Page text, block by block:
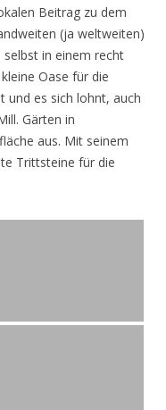
Beitrag zu dem
(ja weltweiten)
selbst in einem recht
Oase für die
und es sich lohnt, auch
Gärten in
aus. Mit seinem
Trittsteine für die